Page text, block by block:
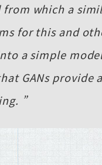
which a
for this and
a simple
GANs